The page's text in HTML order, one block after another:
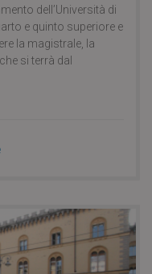
dell’Università di
e quinto superiore e
la magistrale, la
si terrà dal